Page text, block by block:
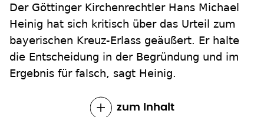
Der Göttinger Kirchenrechtler Hans Michael
Heinig hat sich kritisch über das Urteil zum
bayerischen Kreuz-Erlass geäußert. Er halte
die Entscheidung in der Begründung und im
Ergebnis für falsch, sagt Heinig.
zum Inhalt